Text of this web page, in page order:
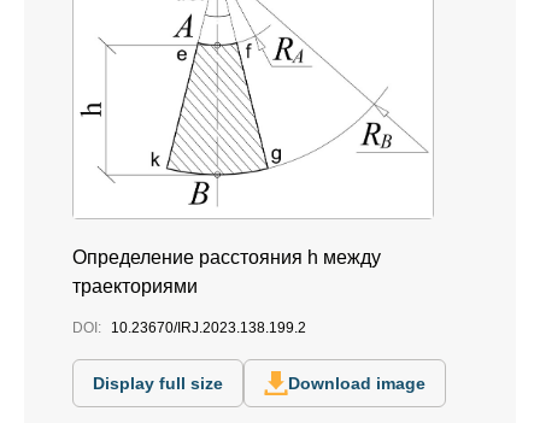
Определение расстояния h между
траекториями
DOI: 10.23670/IRJ.2023.138.199.2
Display full size Download image